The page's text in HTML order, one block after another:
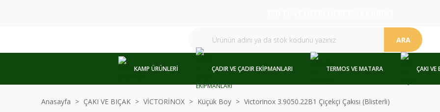
ARA
KAMP ÜRÜNLERİ ÇADIR VE ÇADIR EKİPMANLARI TERMOS VE MATARA ÇAKI VE
Anasayfa ÇAKI VE BIÇAK VİCTORİNOX Küçük Boy Victorinox 3.9050.22B1 Çiçekçi Çakısı (Blisterli)